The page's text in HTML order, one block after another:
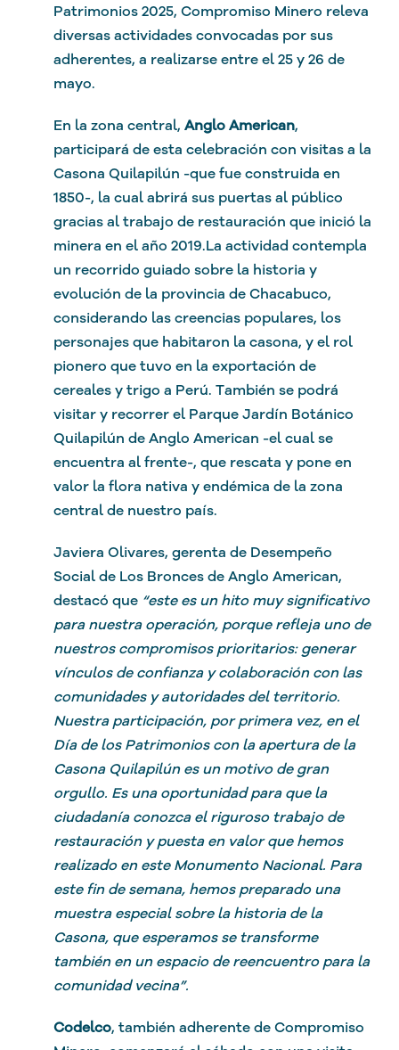
Patrimonios 2025, Compromiso Minero releva
diversas actividades convocadas por sus
adherentes, a realizarse entre el 25 y 26 de
mayo.
En la zona central, Anglo American,
participará de esta celebración con visitas a la
Casona Quilapilún -que fue construida en
1850-, la cual abrirá sus puertas al público
gracias al trabajo de restauración que inició la
minera en el año 2019.La actividad contempla
un recorrido guiado sobre la historia y
evolución de la provincia de Chacabuco,
considerando las creencias populares, los
personajes que habitaron la casona, y el rol
pionero que tuvo en la exportación de
cereales y trigo a Perú. También se podrá
visitar y recorrer el Parque Jardín Botánico
Quilapilún de Anglo American -el cual se
encuentra al frente-, que rescata y pone en
valor la flora nativa y endémica de la zona
central de nuestro país.
Javiera Olivares, gerenta de Desempeño
Social de Los Bronces de Anglo American,
destacó que “este es un hito muy significativo
para nuestra operación, porque refleja uno de
nuestros compromisos prioritarios: generar
vínculos de confianza y colaboración con las
comunidades y autoridades del territorio.
Nuestra participación, por primera vez, en el
Día de los Patrimonios con la apertura de la
Casona Quilapilún es un motivo de gran
orgullo. Es una oportunidad para que la
ciudadanía conozca el riguroso trabajo de
restauración y puesta en valor que hemos
realizado en este Monumento Nacional. Para
este fin de semana, hemos preparado una
muestra especial sobre la historia de la
Casona, que esperamos se transforme
también en un espacio de reencuentro para la
comunidad vecina”.
Codelco, también adherente de Compromiso